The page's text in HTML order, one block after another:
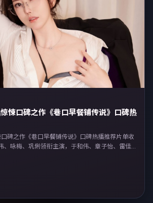
悚口碑之作《巷口早餐铺传说》口碑热
碑之作《巷口早餐铺传说》口碑热播推荐片单收
、咏梅、巩俐领衔主演，于和伟、章子怡、雷佳音
悚类型为主线，融合中国大陆本土叙事与人物弧
国大陆摄制与后期，同年季度档期内全渠道上线
奏、摄影与配乐上强调沉浸体验，可作为片单推